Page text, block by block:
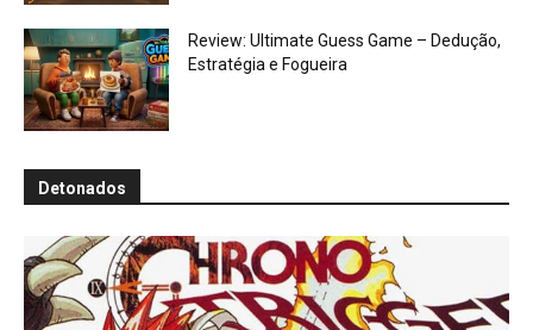
Review: Ultimate Guess Game – Dedução,
Estratégia e Fogueira
Detonados